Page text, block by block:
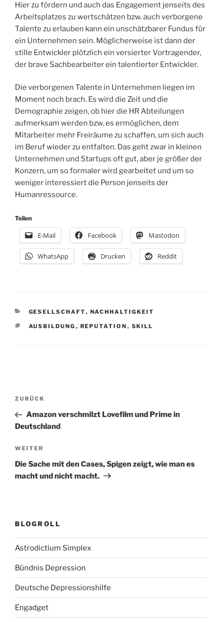
Hier zu fördern und auch das Engagement jenseits des
Arbeitsplatzes zu wertschätzen bzw. auch verborgene
Talente zu erlauben kann ein unschätzbarer Fundus für
ein Unternehmen sein. Möglicherweise ist dann der
stille Entwickler plötzlich ein versierter Vortragender,
der brave Sachbearbeiter ein talentierter Entwickler.
Die verborgenen Talente in Unternehmen liegen im
Moment noch brach. Es wird die Zeit und die
Demographie zeigen, ob hier die HR Abteilungen
aufmerksam werden bzw. es ermöglichen, dem
Mitarbeiter mehr Freiräume zu schaffen, um sich auch
im Beruf wieder zu entfalten. Das geht zwar in kleinen
Unternehmen und Startups oft gut, aber je größer der
Konzern, um so formaler wird gearbeitet und um so
weniger interessiert die Person jenseits der
Humanressource.
Teilen
E-Mail Facebook Mastodon
WhatsApp Drucken Reddit
KATEGORIEN
GESELLSCHAFT, NACHHALTIGKEIT
SCHLAGWÖRTER
AUSBILDUNG , REPUTATION , SKILL
Beitragsnavigation
Vorheriger
Beitrag
ZURÜCK
Amazon verschmilzt Lovefilm und Prime in
Deutschland
Nächster
Beitrag
WEITER
Die Sache mit den Cases, Spigen zeigt, wie man es
macht und nicht macht.
BLOGROLL
Astrodictium Simplex
Bündnis Depression
Deutsche Depressionshilfe
Engadget